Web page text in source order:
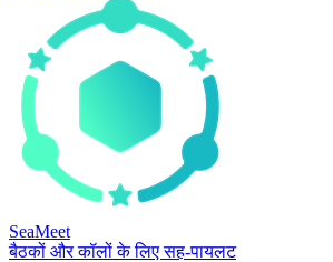
SeaMeet
बैठकों और कॉलों के लिए सह-पायलट